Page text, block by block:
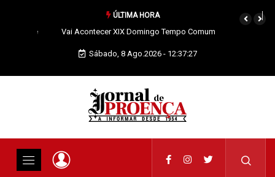
ÚLTIMA HORA
Vai Acontecer XIX Domingo Tempo Comum
Sábado, 8 Ago.2026 - 12:37:29